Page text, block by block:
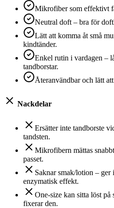
Mikrofiber som effektivt
Neutral doft – bra för
Lätt att komma åt små
kindtänder.
Enkel rutin i vardagen –
tandborstar.
Återanvändbar och lätt
Nackdelar
Ersätter inte tandborste
tandsten.
Mikrofibern mättas
passet.
Saknar smak/lotion – ger
enzymatisk effekt.
One-size kan sitta löst
fixerar den.